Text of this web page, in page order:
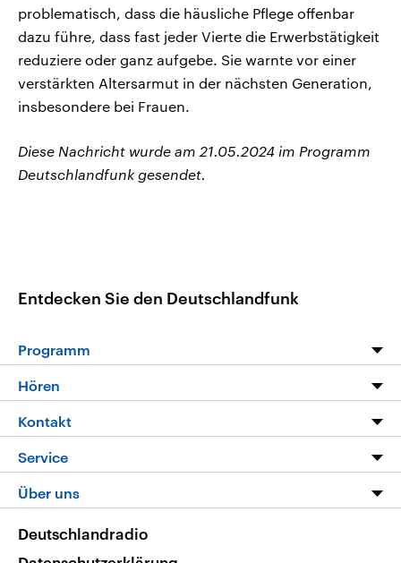
problematisch, dass die häusliche Pflege offenbar
dazu führe, dass fast jeder Vierte die Erwerbstätigkeit
reduziere oder ganz aufgebe. Sie warnte vor einer
verstärkten Altersarmut in der nächsten Generation,
insbesondere bei Frauen.
Diese Nachricht wurde am 21.05.2024 im Programm
Deutschlandfunk gesendet.
Entdecken Sie den Deutschlandfunk
Programm
Programm
Die Nachrichten
Nachrichtenleicht
Neue Beiträge auf dlf.de
Hören
Livestream
Podcasts
Deutschlandfunk App
Nachrichten App
Frequenzen
Kontakt
Hörerservice
Service
FAQ
Veranstaltungen
Über uns
Deutschlandradio